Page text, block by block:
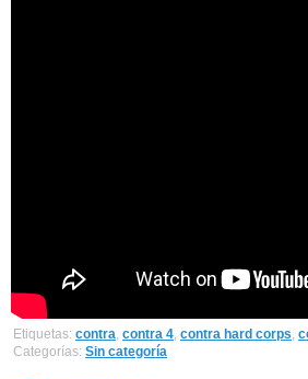
Etiquetas: contra, contra 4, contra hard corps,
Categorías: Sin categoría